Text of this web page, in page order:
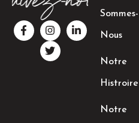
F
a
c
I
n
s
t
a
L
i
n
T
w
i
t
t
Sommes-
Nous
Notre
Histroire
Notre